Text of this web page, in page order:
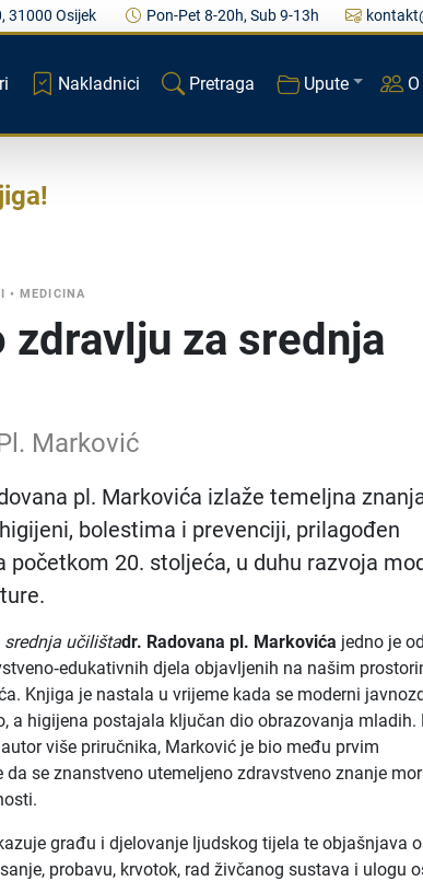
31000 Osijek Pon-Pet 8-20h, Sub 9-13h
Nakladnici Pretraga Upute
•MEDICINA
zdravlju za srednja
Marković
pl. Markovića izlaže temeljna
bolestima i prevenciji, prilagođen
početkom 20. stoljeća, u duhu razvoja
srednja učilištadr. Radovana pl. Markovića jedno je od
djela objavljenih na našim
Knjiga je nastala u vrijeme kada se moderni
a higijena postajala ključan dio obrazovanja mladih.
više priručnika, Marković je bio među prvim
se znanstveno utemeljeno zdravstveno znanje
građu i djelovanje ljudskog tijela te objašnjava
probavu, krvotok, rad živčanog sustava i ulogu